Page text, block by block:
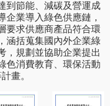
到節能、減碳及營運成
企業導入綠色供應鏈，
要求供應商產品符合環
涵括蒐集國內外企業綠
，規劃並協助企業提出
色消費教育、環保活動
畫。